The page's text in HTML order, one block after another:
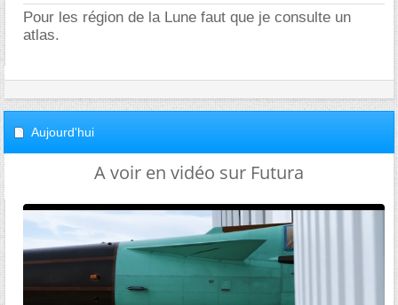
Pour les région de la Lune faut que je consulte un
atlas.
Aujourd'hui
A voir en vidéo sur Futura